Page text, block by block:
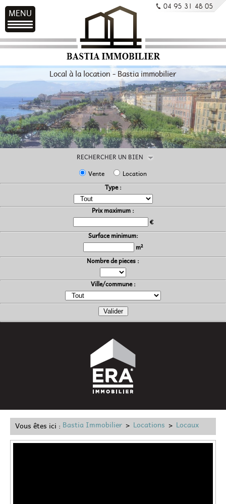
Local à la location - Bastia immobilier
MENU
RECHERCHER UN BIEN
Vente
Location
Type :
Prix maximum :
€
Surface minimum:
m²
Nombre de pieces :
Ville/commune :
Vous êtes ici : Bastia Immobilier > Locations > Locaux